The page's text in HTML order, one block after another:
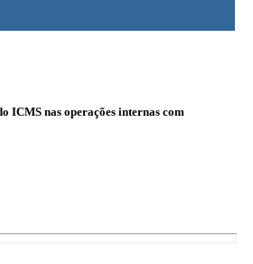
ICMS nas operações internas com